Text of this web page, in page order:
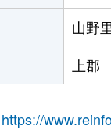
山野
上郡
https://